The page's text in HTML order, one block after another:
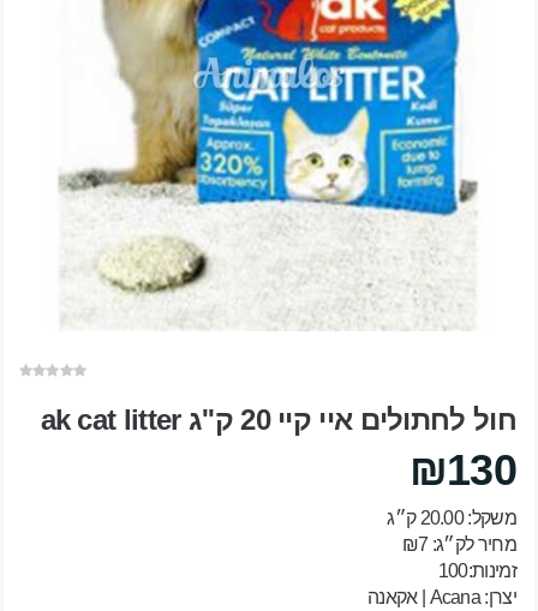
חול לחתולים איי קיי 20 ק''ג ak cat litter
₪130
משקל: 20.00 ק״ג
מחיר לק״ג: ₪7
זמינות:100
יצרן: Acana | אקאנה